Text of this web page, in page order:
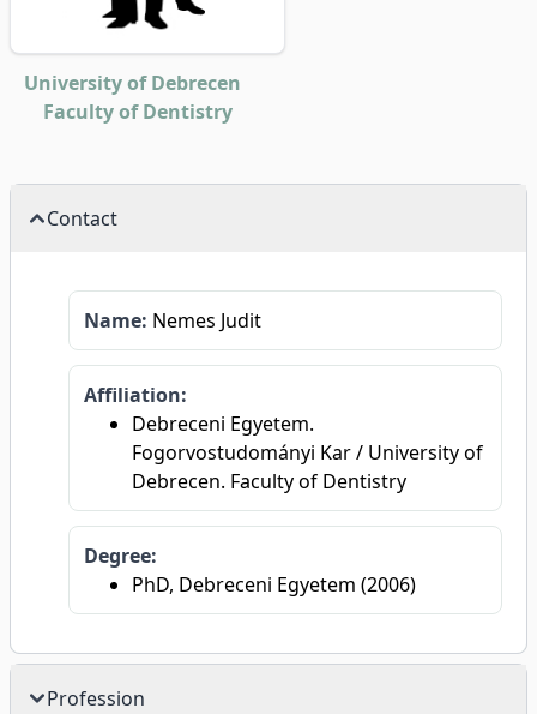
University of Debrecen
Faculty of Dentistry
Contact
Name: Nemes Judit
Affiliation:
Debreceni Egyetem.
Fogorvostudományi Kar / University of
Debrecen. Faculty of Dentistry
Degree:
PhD, Debreceni Egyetem (2006)
Profession